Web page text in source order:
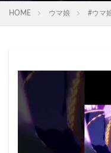
HOME ウマ娘 #ウマ